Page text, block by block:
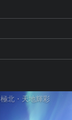
極北・天地輝彩